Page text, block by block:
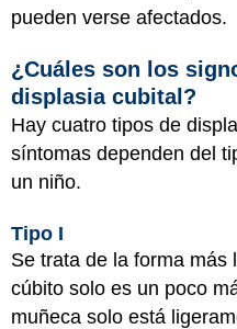
pueden verse afectados.
¿Cuáles son los
displasia cubital?
Hay cuatro tipos de
síntomas dependen del
un niño.
Tipo I
Se trata de la forma más
cúbito solo es un poco
muñeca solo está